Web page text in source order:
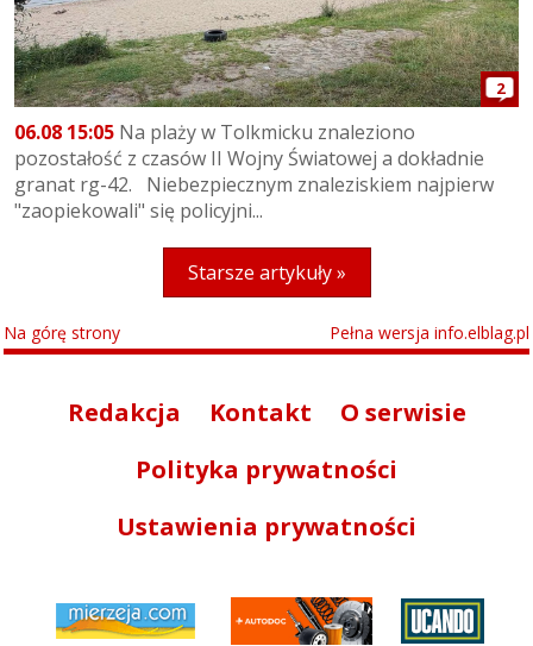
2
06.08 15:05 Na plaży w Tolkmicku znaleziono
pozostałość z czasów II Wojny Światowej a dokładnie
granat rg-42. Niebezpiecznym znaleziskiem najpierw
"zaopiekowali" się policyjni...
Starsze artykuły »
Na górę strony Pełna wersja info.elblag.pl
Redakcja Kontakt
O serwisie
Polityka prywatności
Ustawienia prywatności